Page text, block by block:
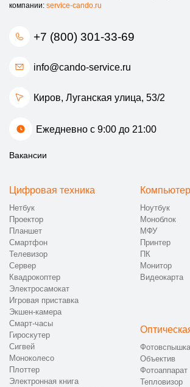
компании: service-cando.ru
+7 (800) 301-33-69
info@cando-service.ru
Киров, Луганская улица, 53/2
Ежедневно с 9:00 до 21:00
Вакансии
Цифровая техника
Нетбук
Проектор
Планшет
Смартфон
Телевизор
Сервер
Квадрокоптер
Электросамокат
Игровая приставка
Экшен-камера
Смарт-часы
Гироскутер
Сигвей
Моноколесо
Плоттер
Электронная книга
Ноутбук
Моноблок
МФУ
Принтер
ПК
Монитор
Видеокарта
Фотовспышка
Объектив
Фотоаппарат
Тепловизор